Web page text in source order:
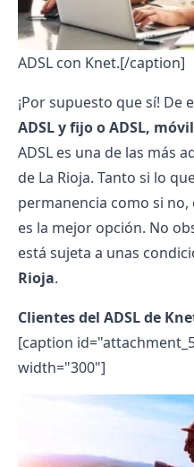
ADSL con Knet.[/caption]
¡Por supuesto que sí! De
ADSL y fijo o ADSL,
ADSL es una de las más
de La Rioja. Tanto si lo
permanencia como si
es la mejor opción. No
está sujeta a unas
Rioja.
Clientes del ADSL de
[caption
width="300"]